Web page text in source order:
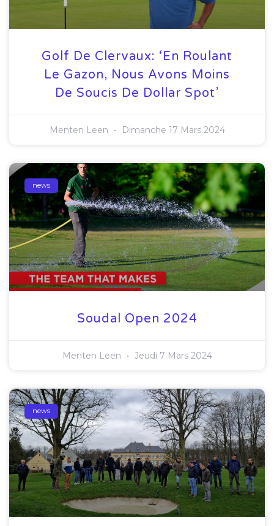
Golf De Clervaux: ‘En Roulant
Le Gazon, Nous Avons Moins
De Soucis De Dollar Spot’
Menten Leen Dimanche 17 Mars 2024
news
Soudal Open 2024
Menten Leen Jeudi 7 Mars 2024
news